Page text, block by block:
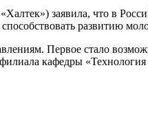
заявила, что в
развитию
Первое стало
кафедры